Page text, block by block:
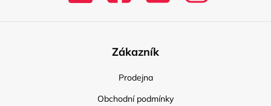
Zákazník
Prodejna
Obchodní podmínky